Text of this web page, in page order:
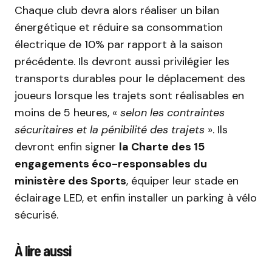
Chaque club devra alors réaliser un bilan
énergétique et réduire sa consommation
électrique de 10% par rapport à la saison
précédente. Ils devront aussi privilégier les
transports durables pour le déplacement des
joueurs lorsque les trajets sont réalisables en
moins de 5 heures, « selon les contraintes
sécuritaires et la pénibilité des trajets ». Ils
devront enfin signer la Charte des 15
engagements éco-responsables du
ministère des Sports, équiper leur stade en
éclairage LED, et enfin installer un parking à vélo
sécurisé.
À lire aussi